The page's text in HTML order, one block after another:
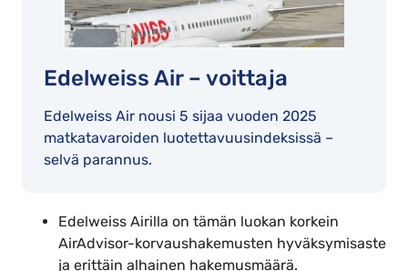
Edelweiss Air – voittaja
Edelweiss Air nousi 5 sijaa vuoden 2025
matkatavaroiden luotettavuusindeksissä –
selvä parannus.
Edelweiss Airilla on tämän luokan korkein
AirAdvisor-korvaushakemusten hyväksymisaste
ja erittäin alhainen hakemusmäärä.